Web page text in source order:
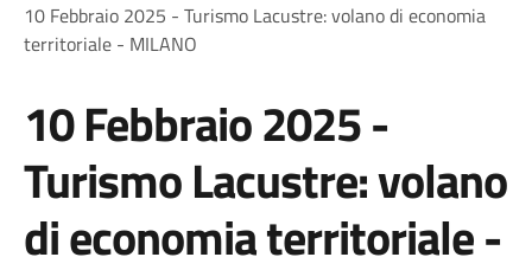
10 Febbraio 2025 - Turismo Lacustre: volano di economia
territoriale - MILANO
10 Febbraio 2025 -
Turismo Lacustre: volano
di economia territoriale -